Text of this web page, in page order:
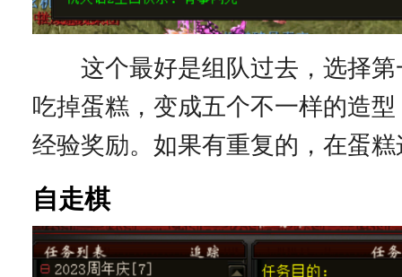
这个最好是组队过去，选择第
吃掉蛋糕，变成五个不一样的造
经验奖励。如果有重复的，在蛋
自走棋